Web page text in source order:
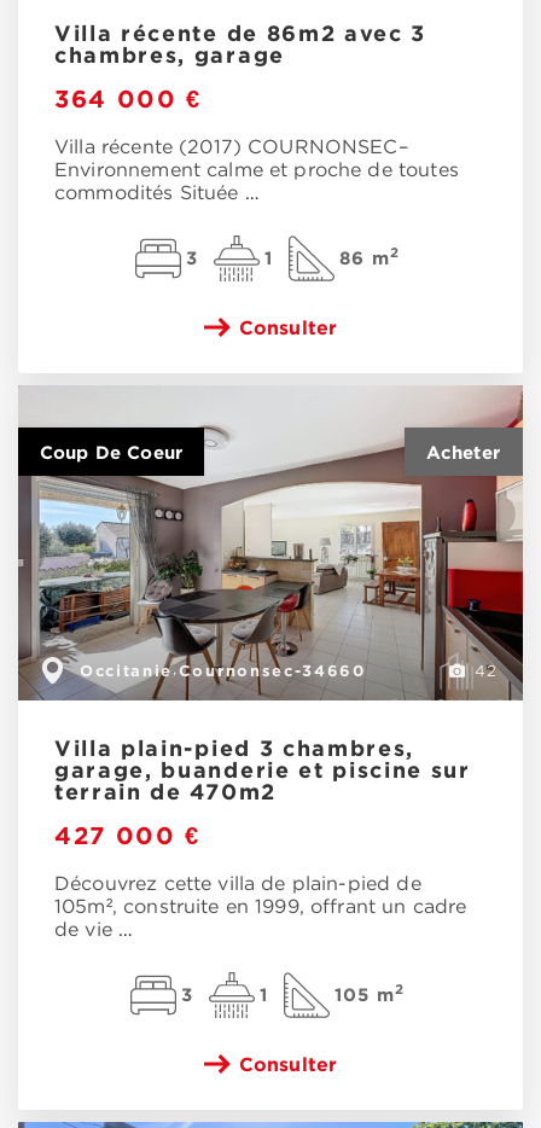
Villa récente de 86m2 avec 3
chambres, garage
364 000 €
Villa récente (2017) COURNONSEC–
Environnement calme et proche de toutes
commodités Située …
3 1 86 m2
Consulter
42
Occitanie,Cournonsec-34660
Coup De Coeur
Villa plain-pied 3 chambres,
garage, buanderie et piscine sur
terrain de 470m2
427 000 €
Découvrez cette villa de plain-pied de
105m², construite en 1999, offrant un cadre
de vie …
3 1 105 m2
Consulter